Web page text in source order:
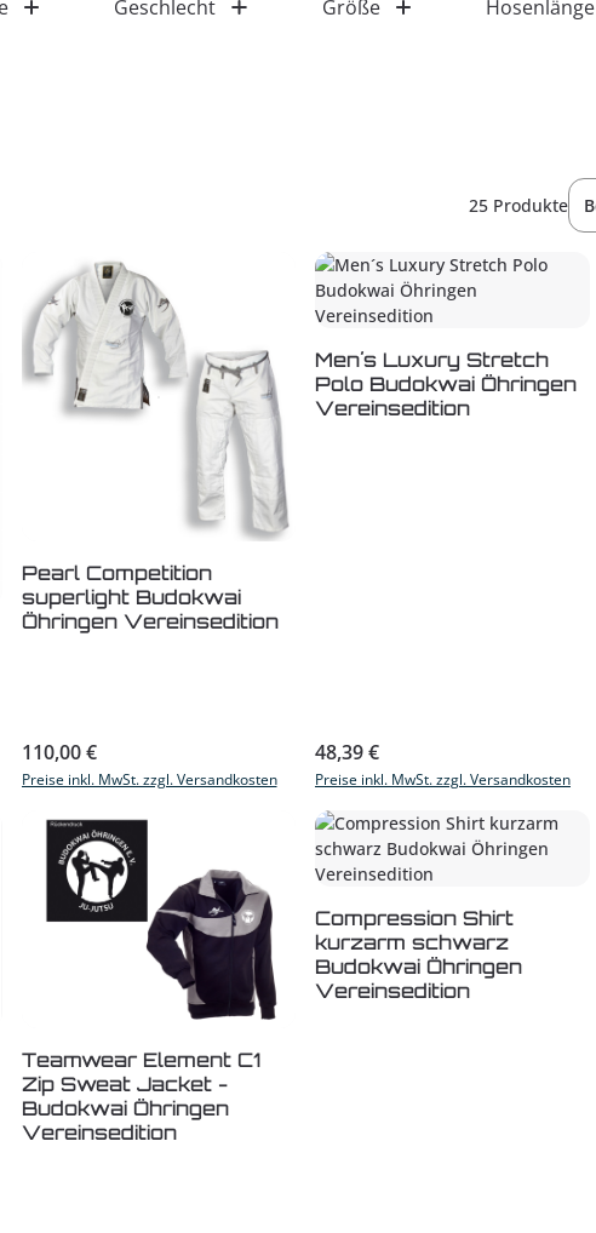
Geschlecht Größe Hosenlänge
25 Produkte
Pearl Competition
superlight Budokwai
Öhringen Vereinsedition
Regulärer Preis:
110,00 €
Preise inkl. MwSt. zzgl. Versandkosten
Men´s Luxury Stretch
Polo Budokwai Öhringen
Vereinsedition
Regulärer Preis:
48,39 €
Preise inkl. MwSt. zzgl. Versandkosten
Teamwear Element C1
Zip Sweat Jacket -
Budokwai Öhringen
Vereinsedition
Compression Shirt
kurzarm schwarz
Budokwai Öhringen
Vereinsedition